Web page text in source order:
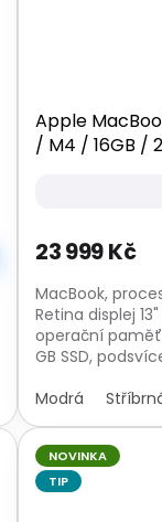
Apple
/ M4 / 16GB /
23 999 Kč
MacBook,
Retina displej
operační paměť
GB SSD,
Modrá
NOVINKA
TIP